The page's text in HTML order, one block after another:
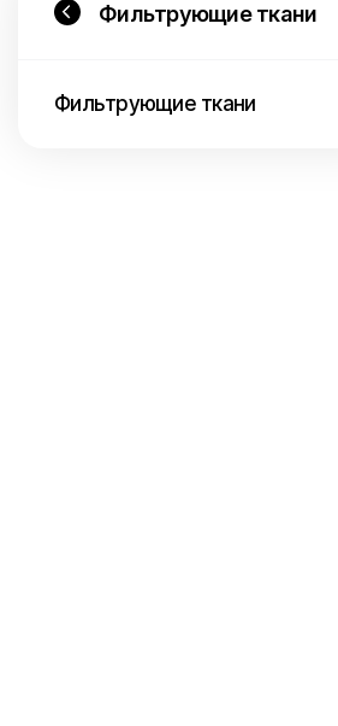
Фильтрующие ткани
Фильтрующие ткани